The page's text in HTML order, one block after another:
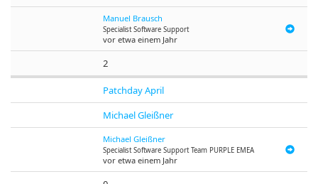
Manuel Brausch
Specialist Software Support
vor etwa einem Jahr
2
Patchday April
Michael Gleißner
Michael Gleißner
Specialist Software Support Team PURPLE EMEA
vor etwa einem Jahr